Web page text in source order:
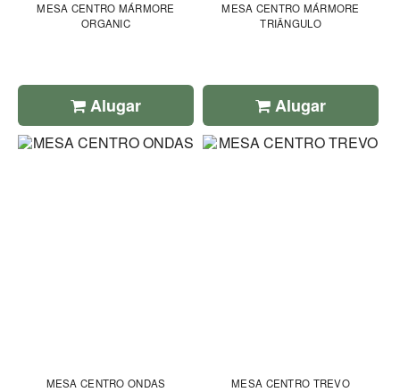
MESA CENTRO MÁRMORE
ORGANIC
Alugar
MESA CENTRO MÁRMORE
TRIÂNGULO
Alugar
MESA CENTRO ONDAS MESA CENTRO TREVO